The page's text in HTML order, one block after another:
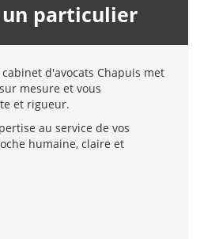
un particulier
d'avocats Chapuis met
mesure et vous
et rigueur.
au service de vos
humaine, claire et